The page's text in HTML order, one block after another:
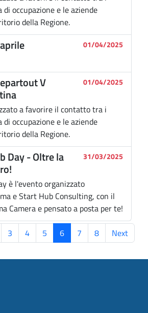
occupazione e le aziende
della Regione.
01/04/2025
V 01/04/2025
a favorire il contatto tra i
occupazione e le aziende
della Regione.
Day - Oltre la 31/03/2025
è l'evento organizzato
e Start Hub Consulting, con il
Camera e pensato a posta per te!
3 4 5 6 7 8 Next